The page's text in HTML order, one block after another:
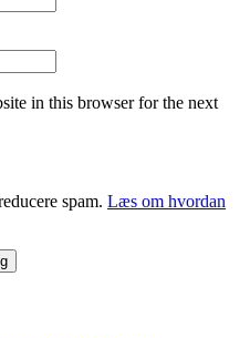
in this browser for the next
spam. Læs om hvordan